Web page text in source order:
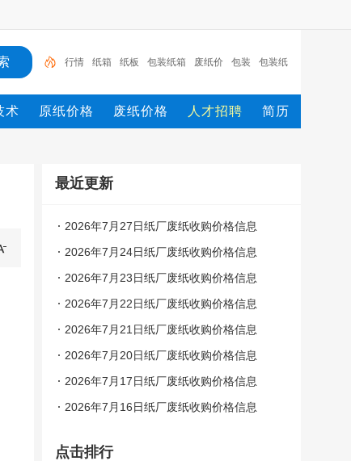
行情 纸箱 纸板 包装纸箱 废纸价 包装 包装纸
瓦楞纸 纸厂废纸收购价格信息 邮政纸箱
术 原纸价格 废纸价格 人才招聘 简历
最近更新
2026年7月27日纸厂废纸收购价格信息
2026年7月24日纸厂废纸收购价格信息
2026年7月23日纸厂废纸收购价格信息
2026年7月22日纸厂废纸收购价格信息
2026年7月21日纸厂废纸收购价格信息
2026年7月20日纸厂废纸收购价格信息
2026年7月17日纸厂废纸收购价格信息
2026年7月16日纸厂废纸收购价格信息
点击排行